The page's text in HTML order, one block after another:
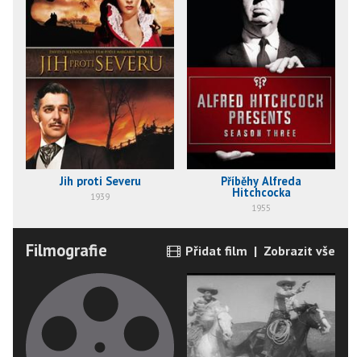
Jih proti Severu
1939
Příběhy Alfreda
Hitchcocka
1955
Filmografie Přidat film | Zobrazit vše